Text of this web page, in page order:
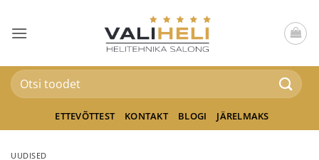
content
Otsi:
ETTEVÕTTEST KONTAKT BLOGI JÄRELMAKS
UUDISED